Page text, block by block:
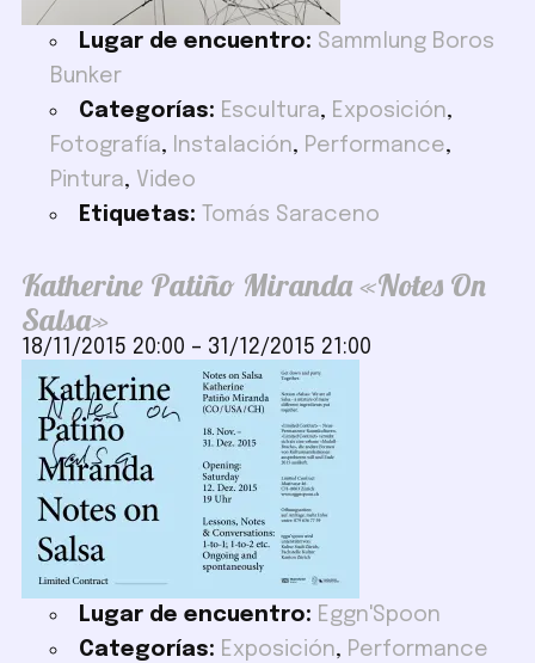
Lugar de encuentro: Sammlung Boros
Bunker
Categorías: Escultura, Exposición,
Fotografía, Instalación, Performance,
Pintura, Video
Etiquetas:
Tomás Saraceno
Katherine Patiño Miranda «Notes On
Salsa»
18/11/2015 20:00 – 31/12/2015 21:00
Lugar de encuentro: Eggn'Spoon
Categorías: Exposición, Performance